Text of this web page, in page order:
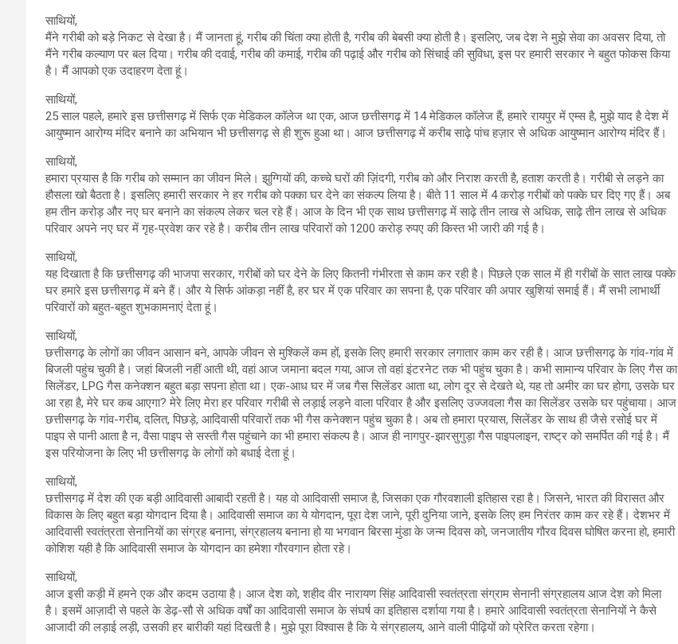
साथियों,
मैंने गरीबी को बड़े निकट से देखा है। मैं जानता हूं, गरीब की चिंता क्या होती है, गरीब की बेबसी क्या होती है। इसलिए, जब देश ने मुझे सेवा का अवसर दिया, तो
मैंने गरीब कल्याण पर बल दिया। गरीब की दवाई, गरीब की कमाई, गरीब की पढ़ाई और गरीब को सिंचाई की सुविधा, इस पर हमारी सरकार ने बहुत फोकस किया
है। मैं आपको एक उदाहरण देता हूं।
साथियों,
25 साल पहले, हमारे इस छत्तीसगढ़ में सिर्फ एक मेडिकल कॉलेज था एक, आज छत्तीसगढ़ में 14 मेडिकल कॉलेज हैं, हमारे रायपुर में एम्स है, मुझे याद है देश में
आयुष्मान आरोग्य मंदिर बनाने का अभियान भी छत्तीसगढ़ से ही शुरू हुआ था। आज छत्तीसगढ़ में करीब साढ़े पांच हज़ार से अधिक आयुष्मान आरोग्य मंदिर हैं।
साथियों,
हमारा प्रयास है कि गरीब को सम्मान का जीवन मिले। झुग्गियों की, कच्चे घरों की ज़िंदगी, गरीब को और निराश करती है, हताश करती है। गरीबी से लड़ने का
हौसला खो बैठता है। इसलिए हमारी सरकार ने हर गरीब को पक्का घर देने का संकल्प लिया है। बीते 11 साल में 4 करोड़ गरीबों को पक्के घर दिए गए हैं। अब
हम तीन करोड़ और नए घर बनाने का संकल्प लेकर चल रहे हैं। आज के दिन भी एक साथ छत्तीसगढ़ में साढ़े तीन लाख से अधिक, साढ़े तीन लाख से अधिक
परिवार अपने नए घर में गृह-प्रवेश कर रहे है। करीब तीन लाख परिवारों को 1200 करोड़ रुपए की किस्त भी जारी की गई है।
साथियों,
यह दिखाता है कि छत्तीसगढ़ की भाजपा सरकार, गरीबों को घर देने के लिए कितनी गंभीरता से काम कर रही है। पिछले एक साल में ही गरीबों के सात लाख पक्के
घर हमारे इस छत्तीसगढ़ में बने हैं। और ये सिर्फ आंकड़ा नहीं है, हर घर में एक परिवार का सपना है, एक परिवार की अपार खुशियां समाई हैं। मैं सभी लाभार्थी
परिवारों को बहुत-बहुत शुभकामनाएं देता हूं।
साथियों,
छत्तीसगढ़ के लोगों का जीवन आसान बने, आपके जीवन से मुश्किलें कम हों, इसके लिए हमारी सरकार लगातार काम कर रही है। आज छत्तीसगढ़ के गांव-गांव में
बिजली पहुंच चुकी है। जहां बिजली नहीं आती थी, वहां आज जमाना बदल गया, आज तो वहां इंटरनेट तक भी पहुंच चुका है। कभी सामान्य परिवार के लिए गैस का
सिलेंडर, LPG गैस कनेक्शन बहुत बड़ा सपना होता था। एक-आध घर में जब गैस सिलेंडर आता था, लोग दूर से देखते थे, यह तो अमीर का घर होगा, उसके घर
आ रहा है, मेरे घर कब आएगा? मेरे लिए मेरा हर परिवार गरीबी से लड़ाई लड़ने वाला परिवार है और इसलिए उज्जवला गैस का सिलेंडर उसके घर पहुंचाया। आज
छत्तीसगढ़ के गांव-गरीब, दलित, पिछड़े, आदिवासी परिवारों तक भी गैस कनेक्शन पहुंच चुका है। अब तो हमारा प्रयास, सिलेंडर के साथ ही जैसे रसोई घर में
पाइप से पानी आता है न, वैसा पाइप से सस्ती गैस पहुंचाने का भी हमारा संकल्प है। आज ही नागपुर-झारसुगुड़ा गैस पाइपलाइन, राष्ट्र को समर्पित की गई है। मैं
इस परियोजना के लिए भी छत्तीसगढ़ के लोगों को बधाई देता हूं।
साथियों,
छत्तीसगढ़ में देश की एक बड़ी आदिवासी आबादी रहती है। यह वो आदिवासी समाज है, जिसका एक गौरवशाली इतिहास रहा है। जिसने, भारत की विरासत और
विकास के लिए बहुत बड़ा योगदान दिया है। आदिवासी समाज का ये योगदान, पूरा देश जाने, पूरी दुनिया जाने, इसके लिए हम निरंतर काम कर रहे हैं। देशभर में
आदिवासी स्वतंत्रता सेनानियों का संग्रह बनाना, संग्रहालय बनाना हो या भगवान बिरसा मुंडा के जन्म दिवस को, जनजातीय गौरव दिवस घोषित करना हो, हमारी
कोशिश यही है कि आदिवासी समाज के योगदान का हमेशा गौरवगान होता रहे।
साथियों,
आज इसी कड़ी में हमने एक और कदम उठाया है। आज देश को, शहीद वीर नारायण सिंह आदिवासी स्वतंत्रता संग्राम सेनानी संग्रहालय आज देश को मिला
है। इसमें आज़ादी से पहले के डेढ़-सौ से अधिक वर्षों का आदिवासी समाज के संघर्ष का इतिहास दर्शाया गया है। हमारे आदिवासी स्वतंत्रता सेनानियों ने कैसे
आजादी की लड़ाई लड़ी, उसकी हर बारीकी यहां दिखती है। मुझे पूरा विश्वास है कि ये संग्रहालय, आने वाली पीढ़ियों को प्रेरित करता रहेगा।